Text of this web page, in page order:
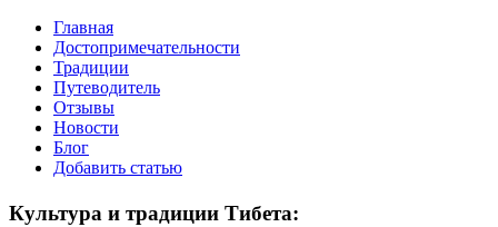
Главная
Достопримечательности
Традиции
Путеводитель
Отзывы
Новости
Блог
Добавить статью
Культура и традиции Тибета: